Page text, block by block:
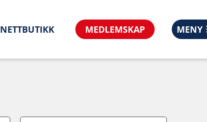
NETTBUTIKK MEDLEMSKAP MENY